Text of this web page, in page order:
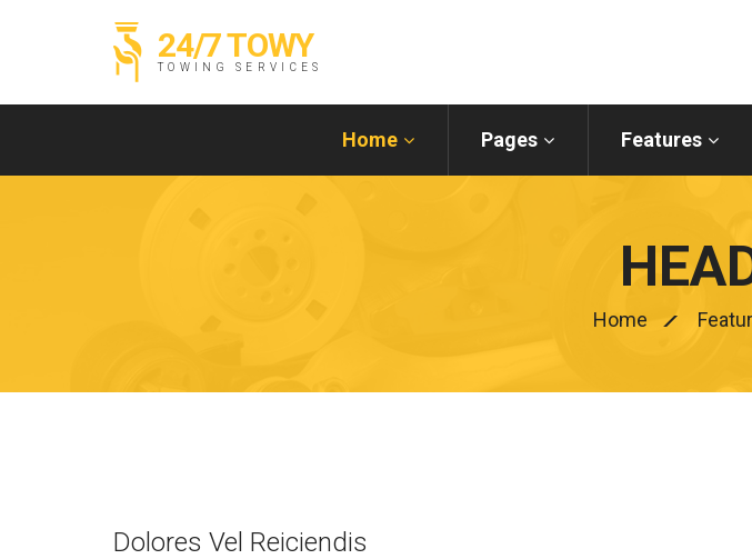
24/7 TOWY
TOWING SERVICES
Home Pages Features
Home
Dolores Vel Reiciendis